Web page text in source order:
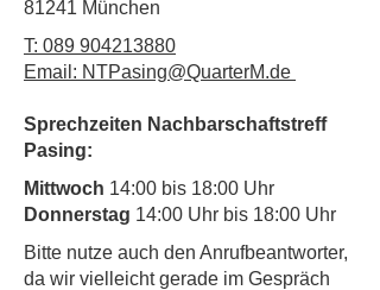
81241 München
T: 089 904213880
Email: NTPasing@QuarterM.de
Sprechzeiten Nachbarschaftstreff
Pasing:
Mittwoch 14:00 bis 18:00 Uhr
Donnerstag 14:00 Uhr bis 18:00 Uhr
​Bitte nutze auch den Anrufbeantworter,
da wir vielleicht gerade im Gespräch